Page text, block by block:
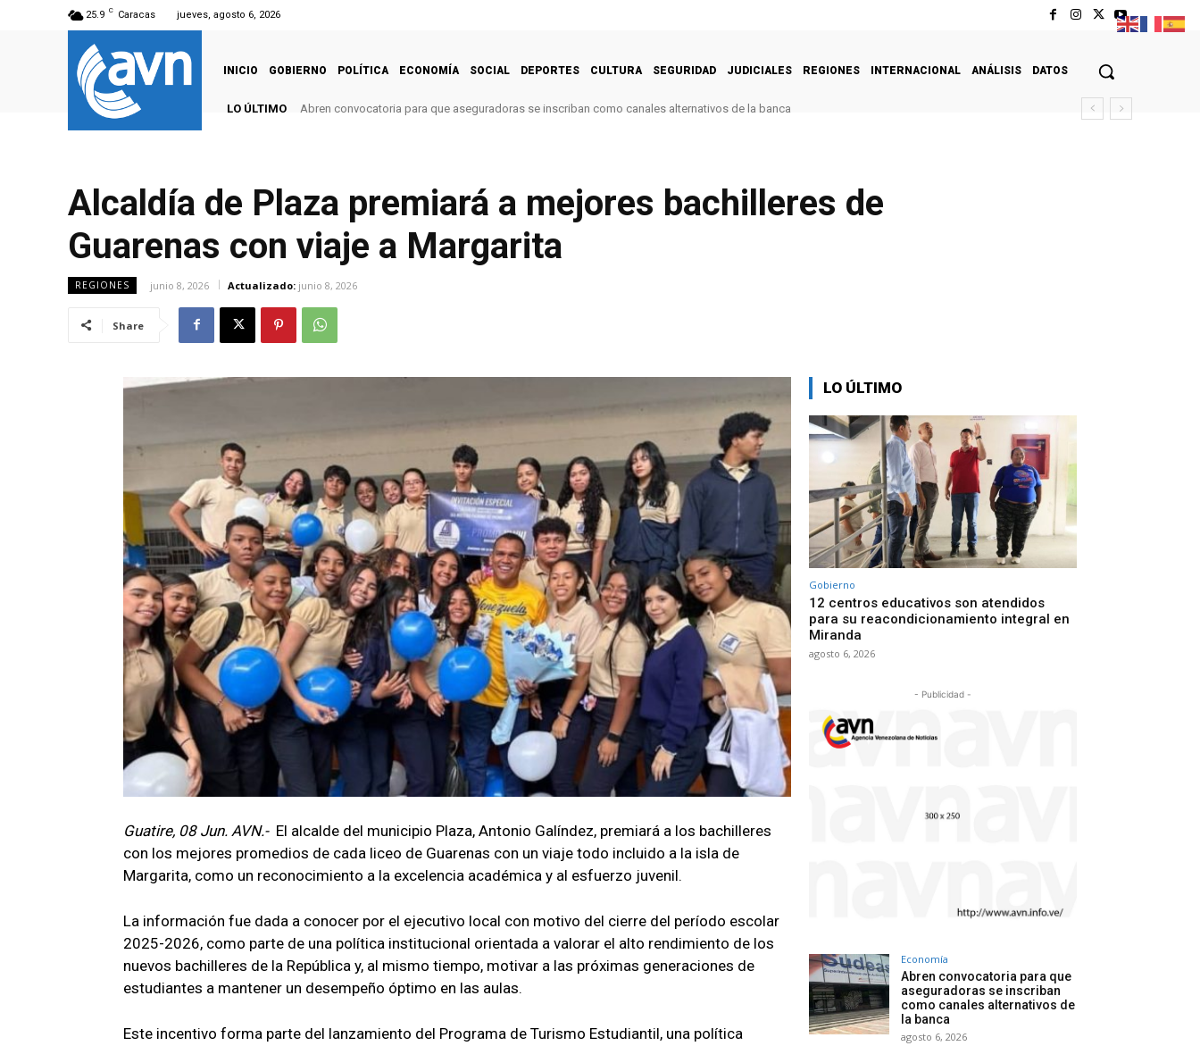
25.9 C Caracas jueves, agosto 6, 2026
INICIO GOBIERNO POLÍTICA ECONOMÍA SOCIAL DEPORTES CULTURA SEGURIDAD JUDICIALES REGIONES INTERNACIONAL ANÁLISIS DATOS
LO ÚLTIMO Abren convocatoria para que aseguradoras se inscriban como canales alternativos de la banca
Alcaldía de Plaza premiará a mejores bachilleres de
Guarenas con viaje a Margarita
REGIONES junio 8, 2026 Actualizado: junio 8, 2026
Share
Guatire, 08 Jun. AVN.- El alcalde del municipio Plaza, Antonio Galíndez, premiará a los bachilleres
con los mejores promedios de cada liceo de Guarenas con un viaje todo incluido a la isla de
Margarita, como un reconocimiento a la excelencia académica y al esfuerzo juvenil.
La información fue dada a conocer por el ejecutivo local con motivo del cierre del período escolar
2025-2026, como parte de una política institucional orientada a valorar el alto rendimiento de los
nuevos bachilleres de la República y, al mismo tiempo, motivar a las próximas generaciones de
estudiantes a mantener un desempeño óptimo en las aulas.
Este incentivo forma parte del lanzamiento del Programa de Turismo Estudiantil, una política
LO ÚLTIMO
Gobierno
12 centros educativos son atendidos
para su reacondicionamiento integral en
Miranda
agosto 6, 2026
- Publicidad -
Economía
Abren convocatoria para que
aseguradoras se inscriban
como canales alternativos de
la banca
agosto 6, 2026